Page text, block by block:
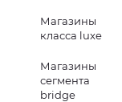
Магазины
класса luxe
Магазины
сегмента
bridge